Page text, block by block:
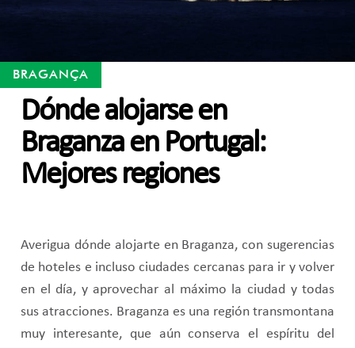
BRAGANÇA
Dónde alojarse en
Braganza en Portugal:
Mejores regiones
Averigua dónde alojarte en Braganza, con sugerencias
de hoteles e incluso ciudades cercanas para ir y volver
en el día, y aprovechar al máximo la ciudad y todas
sus atracciones. Braganza es una región transmontana
muy interesante, que aún conserva el espíritu del